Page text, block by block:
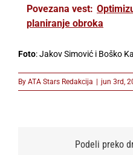
Povezana vest:
planiranje obroka
Foto: Jakov Simović i Boško
By ATA Stars Redakcija jun 3rd,
Podeli preko